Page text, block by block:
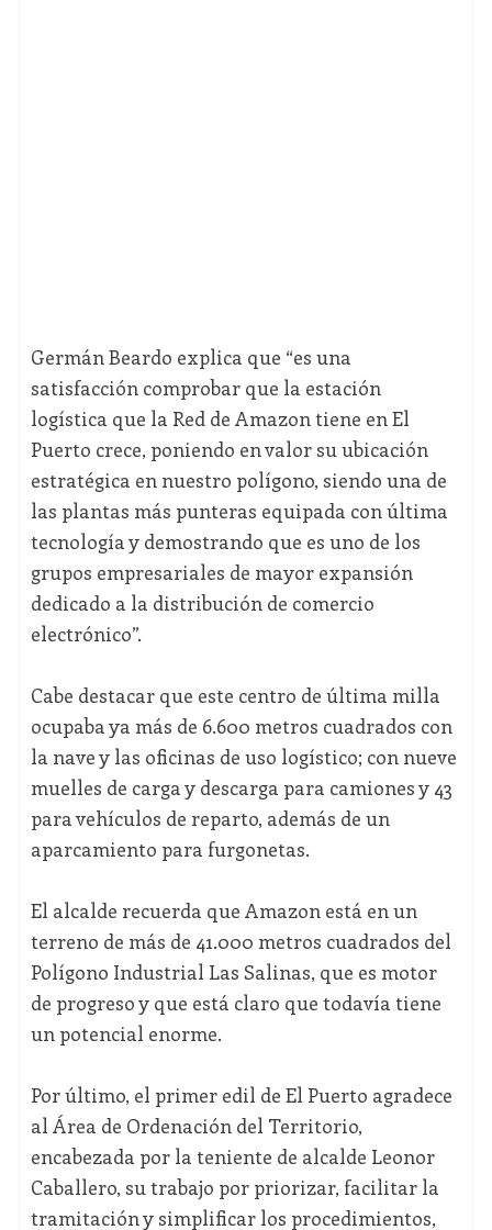
Germán Beardo explica que “es una
satisfacción comprobar que la estación
logística que la Red de Amazon tiene en El
Puerto crece, poniendo en valor su ubicación
estratégica en nuestro polígono, siendo una de
las plantas más punteras equipada con última
tecnología y demostrando que es uno de los
grupos empresariales de mayor expansión
dedicado a la distribución de comercio
electrónico”.
Cabe destacar que este centro de última milla
ocupaba ya más de 6.600 metros cuadrados con
la nave y las oficinas de uso logístico; con nueve
muelles de carga y descarga para camiones y 43
para vehículos de reparto, además de un
aparcamiento para furgonetas.
El alcalde recuerda que Amazon está en un
terreno de más de 41.000 metros cuadrados del
Polígono Industrial Las Salinas, que es motor
de progreso y que está claro que todavía tiene
un potencial enorme.
Por último, el primer edil de El Puerto agradece
al Área de Ordenación del Territorio,
encabezada por la teniente de alcalde Leonor
Caballero, su trabajo por priorizar, facilitar la
tramitación y simplificar los procedimientos,